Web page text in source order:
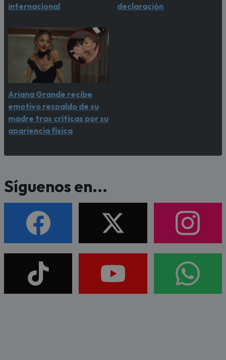
internacional
declaración
Ariana Grande recibe
emotivo respaldo de su
madre tras críticas por su
apariencia física
Síguenos en...